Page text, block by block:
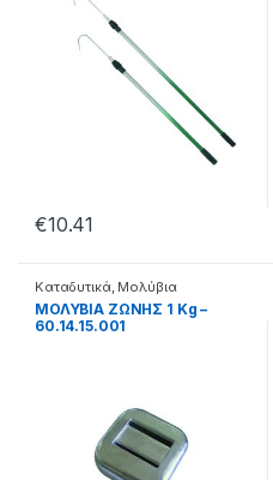
€10.41
Καταδυτικά, Μολύβια
ΜΟΛΥΒΙΑ ΖΩΝΗΣ 1 Kg –
60.14.15.001